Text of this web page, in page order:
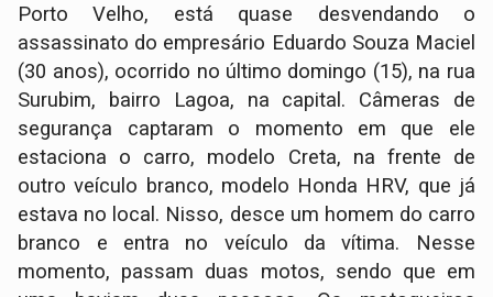
Porto Velho, está quase desvendando o
assassinato do empresário Eduardo Souza Maciel
(30 anos), ocorrido no último domingo (15), na rua
Surubim, bairro Lagoa, na capital. Câmeras de
segurança captaram o momento em que ele
estaciona o carro, modelo Creta, na frente de
outro veículo branco, modelo Honda HRV, que já
estava no local. Nisso, desce um homem do carro
branco e entra no veículo da vítima. Nesse
momento, passam duas motos, sendo que em